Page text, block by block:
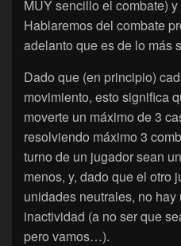
MUY sencillo el combate)
Hablaremos del combate
adelanto que es de lo más
Dado que (en principio)
movimiento, esto significa
moverte un máximo de 3
resolviendo máximo 3
turno de un jugador sean
menos, y, dado que el otro
unidades neutrales, no
inactividad (a no ser que
pero vamos…).